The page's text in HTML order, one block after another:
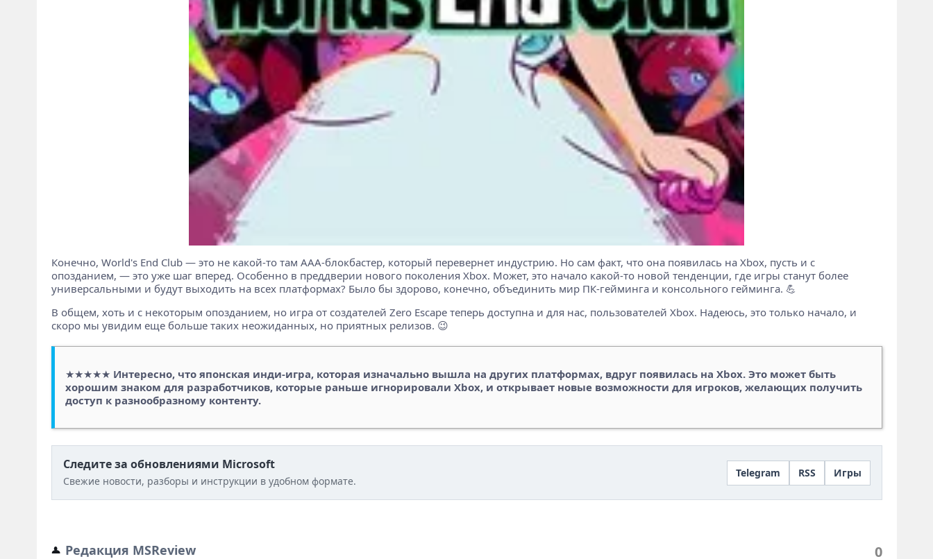
Конечно, World's End Club — это не какой-то там AAA-блокбастер, который перевернет индустрию. Но сам факт, что она появилась на Xbox, пусть и с
опозданием, — это уже шаг вперед. Особенно в преддверии нового поколения Xbox. Может, это начало какой-то новой тенденции, где игры станут более
универсальными и будут выходить на всех платформах? Было бы здорово, конечно, объединить мир ПК-гейминга и консольного гейминга. 💪
В общем, хоть и с некоторым опозданием, но игра от создателей Zero Escape теперь доступна и для нас, пользователей Xbox. Надеюсь, это только начало, и
скоро мы увидим еще больше таких неожиданных, но приятных релизов. 😉
★★★★★ Интересно, что японская инди-игра, которая изначально вышла на других платформах, вдруг появилась на Xbox. Это может быть
хорошим знаком для разработчиков, которые раньше игнорировали Xbox, и открывает новые возможности для игроков, желающих получить
доступ к разнообразному контенту.
Следите за обновлениями Microsoft
Свежие новости, разборы и инструкции в удобном формате.
Telegram RSS Игры
Редакция MSReview 0